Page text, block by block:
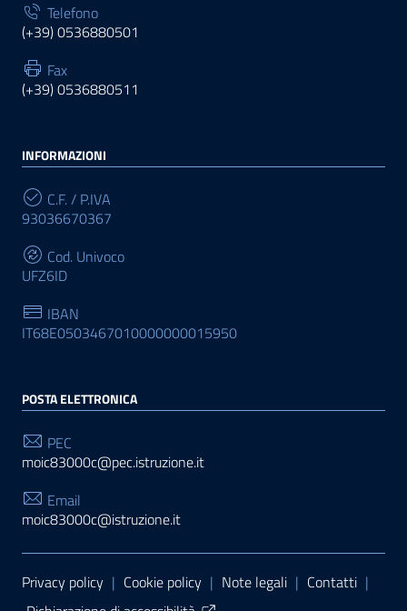
Telefono
(+39) 0536880501
Fax
(+39) 0536880511
INFORMAZIONI
C.F. / P.IVA
93036670367
Cod. Univoco
UFZ6ID
IBAN
IT68E0503467010000000015950
POSTA ELETTRONICA
PEC
moic83000c@pec.istruzione.it
Email
moic83000c@istruzione.it
Sezione Link Utili
Privacy policy | Cookie policy | Note legali | Contatti |